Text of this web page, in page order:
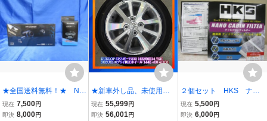
★全国送料無料！★ NE
XTBASE 322GWR 前後
２カメラ ドライブレコー
現在 7,500円
即決 8,000円
★新車外し品、未使用に
近い状態★ SUZUKI エ
ブリィ純正14×4.5 +50 4/
現在 55,999円
即決 56,001 円
２個セット HKS ナノ
キャビンフィルター 700
27-AT001 カーエアコン
現在 5,500円
即決 6,000円